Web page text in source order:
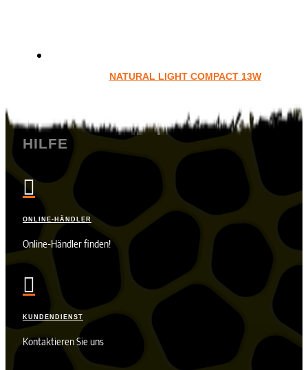
NATURAL LIGHT COMPACT 13W
HILFE

ONLINE-HÄNDLER
Online-Händler finden!

KUNDENDIENST
Kontaktieren Sie uns